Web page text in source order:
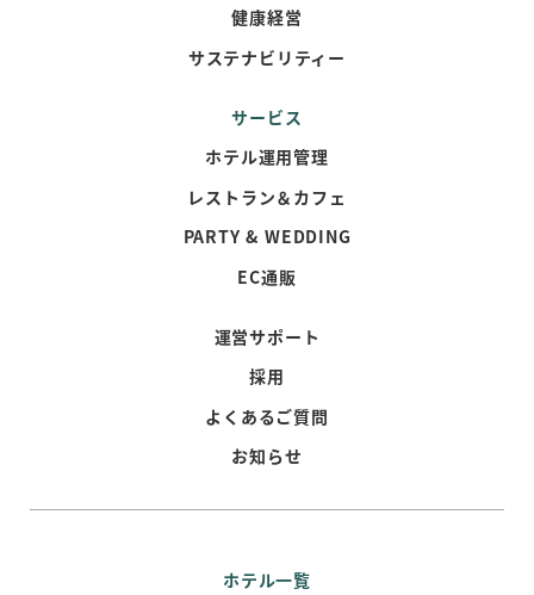
健康経営
サステナビリティー
サービス
ホテル運用管理
レストラン＆カフェ
PARTY & WEDDING
EC通販
運営サポート
採用
よくあるご質問
お知らせ
ホテル一覧